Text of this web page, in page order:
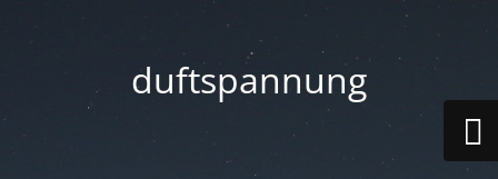
duftspannung